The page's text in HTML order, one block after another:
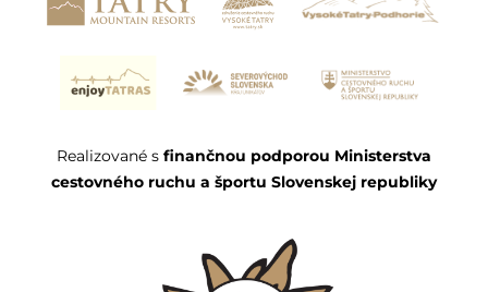
Realizované s finančnou podporou Ministerstva
cestovného ruchu a športu Slovenskej republiky